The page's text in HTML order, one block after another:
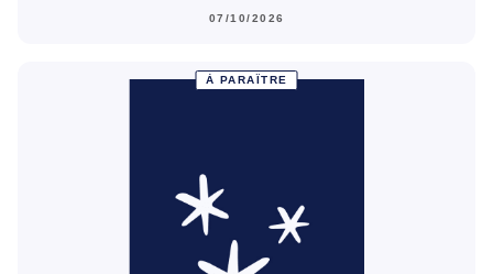
07/10/2026
À PARAÎTRE